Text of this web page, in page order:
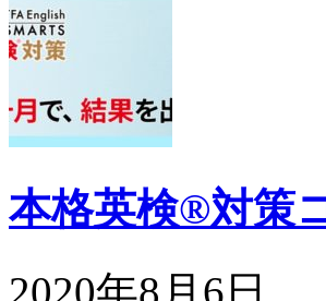
本格英検®対策
2020年8月6日